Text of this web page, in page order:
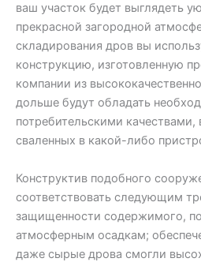
ваш участок будет выглядеть
прекрасной загородной
складирования дров вы
конструкцию, изготовленную
компании из
дольше будут обладать
потребительскими качествами,
сваленных в какой-либо
Конструктив подобного
соответствовать следующим
защищенности содержимого,
атмосферным осадкам;
даже сырые дрова смогли